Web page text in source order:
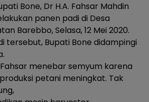
Bone, Dr H.A. Fahsar Mahdin
panen padi di Desa
Barebbo, Selasa, 12 Mei 2020.
tersebut, Bupati Bone didampingi
menebar semyum karena
petani meningkat. Tak